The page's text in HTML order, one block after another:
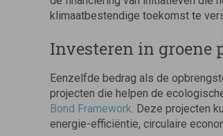
klimaatbestendige toekomst te
Investeren in groene
Eenzelfde bedrag als de
projecten die helpen de
Bond Framework. Deze projecten
energie-efficiëntie, circulaire